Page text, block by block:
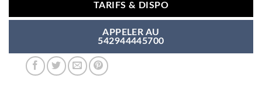
TARIFS & DISPO
APPELER AU
542944445700